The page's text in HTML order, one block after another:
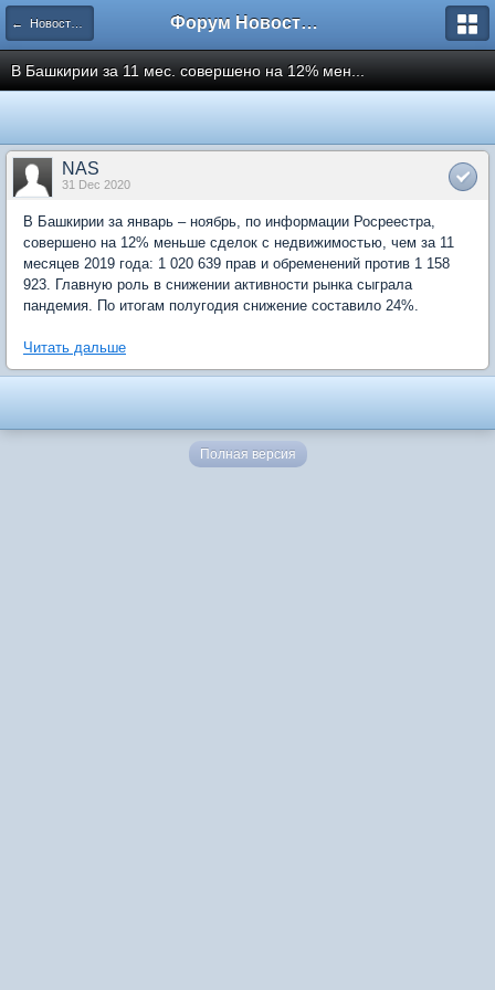
← Новости рынка недвижимости Форум Новостройки
В Башкирии за 11 мес. совершено на 12% мен...
NAS
31 Dec 2020
В Башкирии за январь – ноябрь, по информации Росреестра,
совершено на 12% меньше сделок с недвижимостью, чем за 11
месяцев 2019 года: 1 020 639 прав и обременений против 1 158
923. Главную роль в снижении активности рынка сыграла
пандемия. По итогам полугодия снижение составило 24%.
Читать дальше
Полная версия